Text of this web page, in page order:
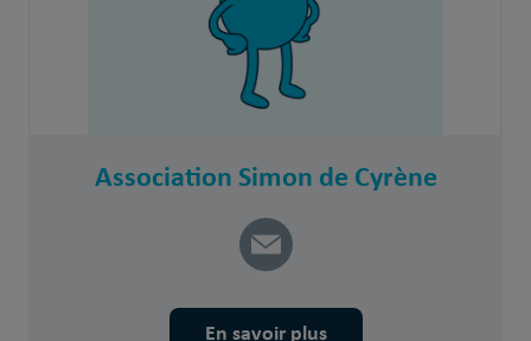
Association Simon de Cyrène
En savoir plus